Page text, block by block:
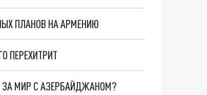
ПЛАНОВ НА АРМЕНИЮ
ПЕРЕХИТРИТ
МИР С АЗЕРБАЙДЖАНОМ?